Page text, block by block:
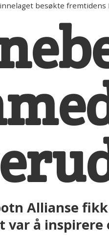
besøkte
Allianse
var å